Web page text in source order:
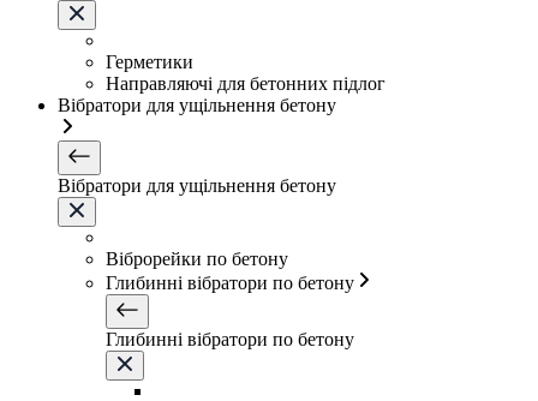
Герметики
Направляючі для бетонних підлог
Вібратори для ущільнення бетону
Вібратори для ущільнення бетону
Віброрейки по бетону
Глибинні вібратори по бетону
Глибинні вібратори по бетону